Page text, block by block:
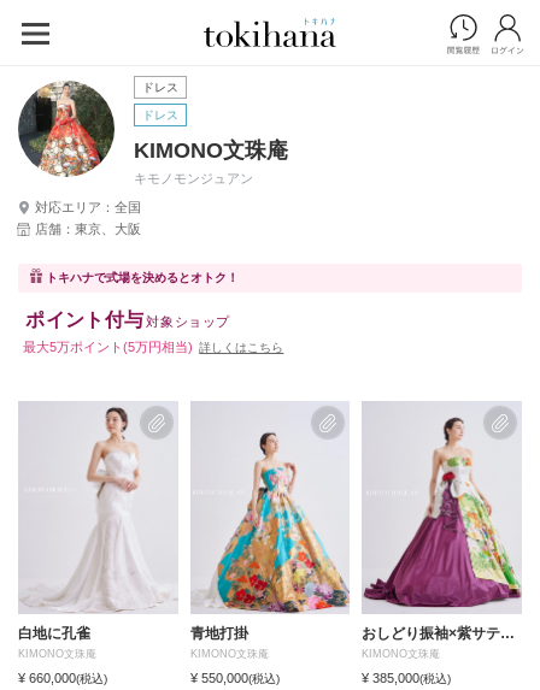
ドレス
ドレス
KIMONO文珠庵
キモノモンジュアン
対応エリア：全国
店舗：東京、大阪
トキハナで式場を決めるとオトク！
ポイント付与 対象ショップ
最大5万ポイント(5万円相当) 詳しくはこちら
白地に孔雀
KIMONO文珠庵
¥ 660,000(税込)
青地打掛
KIMONO文珠庵
¥ 550,000(税込)
おしどり振袖×紫サテン×銀帯
KIMONO文珠庵
¥ 385,000(税込)